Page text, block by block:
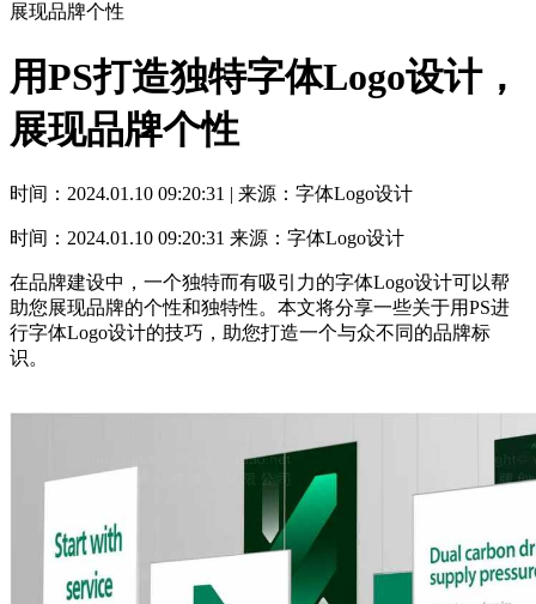
展现品牌个性
用PS打造独特字体Logo设计，
展现品牌个性
时间：2024.01.10 09:20:31 | 来源：字体Logo设计
时间：2024.01.10 09:20:31 来源：字体Logo设计
在品牌建设中，一个独特而有吸引力的字体Logo设计可以帮
助您展现品牌的个性和独特性。本文将分享一些关于用PS进
行字体Logo设计的技巧，助您打造一个与众不同的品牌标
识。